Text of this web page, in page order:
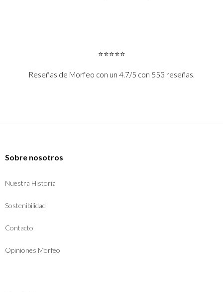
⭐⭐⭐⭐⭐
Reseñas de Morfeo con un 4.7/5 con 553 reseñas.
Sobre nosotros
Nuestra Historia
Sostenibilidad
Contacto
Opiniones Morfeo